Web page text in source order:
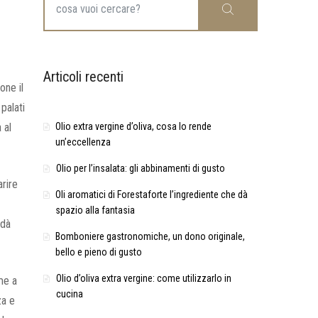
il
al
a
e
for:
Articoli recenti
Olio extra vergine d’oliva, cosa lo rende
un’eccellenza
Olio per l’insalata: gli abbinamenti di gusto
Oli aromatici di Forestaforte l’ingrediente che dà
spazio alla fantasia
Bomboniere gastronomiche, un dono originale,
bello e pieno di gusto
Olio d’oliva extra vergine: come utilizzarlo in
cucina